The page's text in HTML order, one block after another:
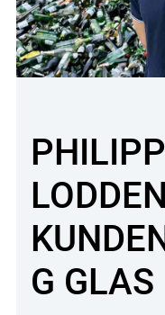
PHILIPP
G GLAS